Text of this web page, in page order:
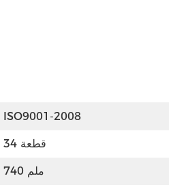
ISO9001-2008
34 قطعة
740 ملم